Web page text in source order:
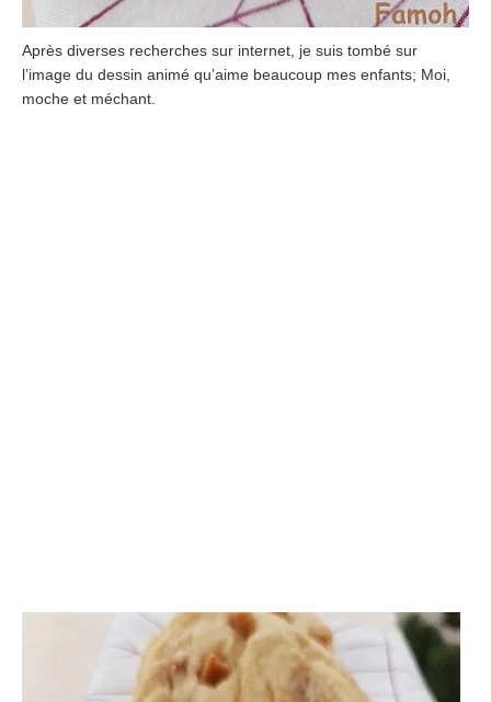
Après diverses recherches sur internet, je suis tombé sur
l’image du dessin animé qu’aime beaucoup mes enfants; Moi,
moche et méchant.